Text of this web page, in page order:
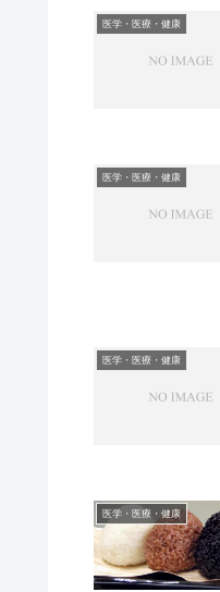
医学・医療・健康
医学・医療・健康
医学・医療・健康
医学・医療・健康